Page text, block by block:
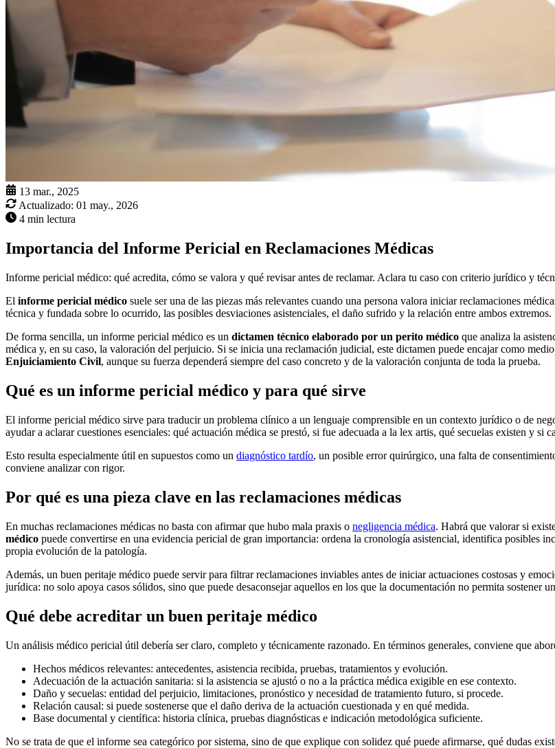
13 mar., 2025
Actualizado: 01 may., 2026
4 min lectura
Importancia del Informe Pericial en Reclamaciones Médicas
Informe pericial médico: qué acredita, cómo se valora y qué revisar antes de reclamar. Aclara tu caso con criterio jurídico y
El informe pericial médico suele ser una de las piezas más relevantes cuando una persona valora iniciar reclamaciones
técnica y fundada sobre lo ocurrido, las posibles desviaciones asistenciales, el daño sufrido y la relación entre ambos extremos.
De forma sencilla, un informe pericial médico es un dictamen técnico elaborado por un perito médico que analiza la
médica y, en su caso, la valoración del perjuicio. Si se inicia una reclamación judicial, este dictamen puede encajar como
Enjuiciamiento Civil, aunque su fuerza dependerá siempre del caso concreto y de la valoración conjunta de toda la prueba.
Qué es un informe pericial médico y para qué sirve
El informe pericial médico sirve para traducir un problema clínico a un lenguaje comprensible en un contexto jurídico o de
ayudar a aclarar cuestiones esenciales: qué actuación médica se prestó, si fue adecuada a la lex artis, qué secuelas existen y si
Esto resulta especialmente útil en supuestos como un diagnóstico tardío, un posible error quirúrgico, una falta de
conviene analizar con rigor.
Por qué es una pieza clave en las reclamaciones médicas
En muchas reclamaciones médicas no basta con afirmar que hubo mala praxis o negligencia médica. Habrá que valorar si
médico puede convertirse en una evidencia pericial de gran importancia: ordena la cronología asistencial, identifica posibles
propia evolución de la patología.
Además, un buen peritaje médico puede servir para filtrar reclamaciones inviables antes de iniciar actuaciones costosas y
jurídica: no solo apoya casos sólidos, sino que puede desaconsejar aquellos en los que la documentación no permita sostener
Qué debe acreditar un buen peritaje médico
Un análisis médico pericial útil debería ser claro, completo y técnicamente razonado. En términos generales, conviene que
Hechos médicos relevantes: antecedentes, asistencia recibida, pruebas, tratamientos y evolución.
Adecuación de la actuación sanitaria: si la asistencia se ajustó o no a la práctica médica exigible en ese contexto.
Daño y secuelas: entidad del perjuicio, limitaciones, pronóstico y necesidad de tratamiento futuro, si procede.
Relación causal: si puede sostenerse que el daño deriva de la actuación cuestionada y en qué medida.
Base documental y científica: historia clínica, pruebas diagnósticas e indicación metodológica suficiente.
No se trata de que el informe sea categórico por sistema, sino de que explique con solidez qué puede afirmarse, qué dudas